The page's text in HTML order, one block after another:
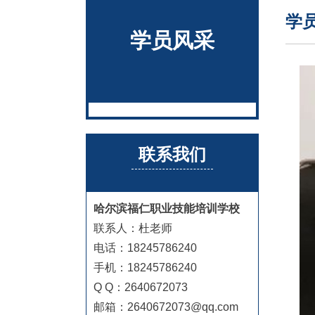
学员风采
联系我们
哈尔滨福仁职业技能培训学校
联系人：杜老师
电话：18245786240
手机：18245786240
Q Q：2640672073
邮箱：2640672073@qq.com
学